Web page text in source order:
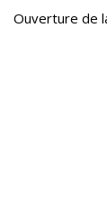
Ouverture de